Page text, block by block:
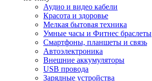
Аудио и видео кабели
Красота и здоровье
Мелкая бытовая техника
Умные часы и Фитнес браслеты
Смартфоны, планшеты и связь
Автоэлектроника
Внешние аккумуляторы
USB провода
Зарядные устройства